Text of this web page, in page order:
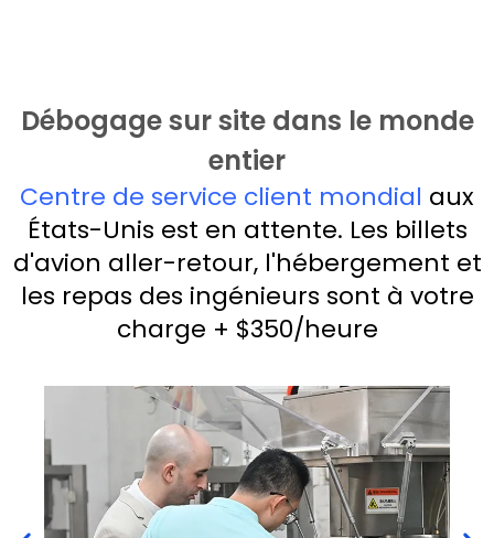
Débogage sur site dans le monde
entier
Centre de service client mondial aux
États-Unis est en attente. Les billets
d'avion aller-retour, l'hébergement et
les repas des ingénieurs sont à votre
charge + $350/heure